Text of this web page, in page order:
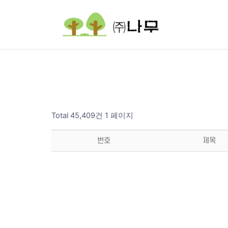
Total 45,409건 1 페이지
번호 제목